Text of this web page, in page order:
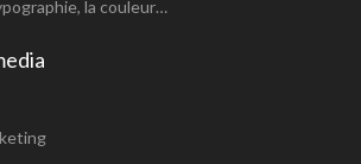
la couleur…